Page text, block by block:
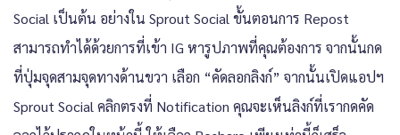
Social เป็นต้น อย่างใน Sprout Social ขั้นตอนการ Repost
สามารถทำได้ด้วยการที่เข้า IG หารูปภาพที่คุณต้องการ จากนั้นกด
ที่ปุ่มจุดสามจุดทางด้านขวา เลือก “คัดลอกลิงก์” จากนั้นเปิดแอปฯ
Sprout Social คลิกตรงที่ Notification คุณจะเห็นลิงก์ที่เรากดคัด